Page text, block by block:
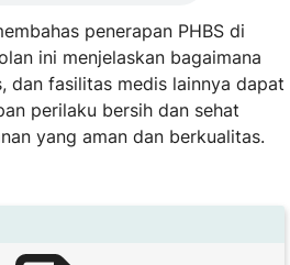
penerapan PHBS di
ini menjelaskan bagaimana
dan fasilitas medis lainnya dapat
perilaku bersih dan sehat
yang aman dan berkualitas.